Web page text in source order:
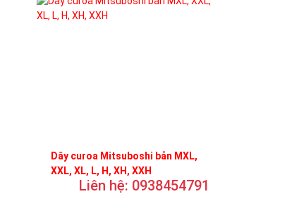
Dây curoa Mitsuboshi bản MXL,
XXL, XL, L, H, XH, XXH
Liên hệ: 0938454791